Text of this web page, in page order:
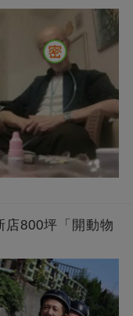
店800坪「開動物